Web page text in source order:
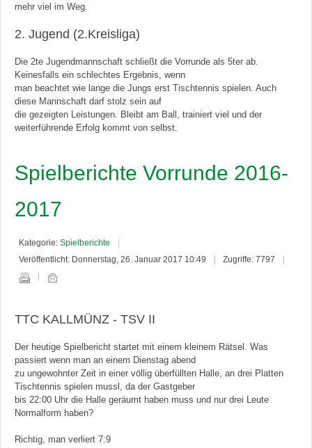
mehr viel im Weg.
2. Jugend (2.Kreisliga)
Die 2te Jugendmannschaft schließt die Vorrunde als 5ter ab.
Keinesfalls ein schlechtes Ergebnis, wenn
man beachtet wie lange die Jungs erst Tischtennis spielen. Auch
diese Mannschaft darf stolz sein auf
die gezeigten Leistungen. Bleibt am Ball, trainiert viel und der
weiterführende Erfolg kommt von selbst.
Spielberichte Vorrunde 2016-
2017
Kategorie: Spielberichte
Veröffentlicht: Donnerstag, 26. Januar 2017 10:49
Zugriffe: 7797
TTC KALLMÜNZ - TSV II
Der heutige Spielbericht startet mit einem kleinem Rätsel. Was
passiert wenn man an einem Dienstag abend
zu ungewohnter Zeit in einer völlig überfüllten Halle, an drei Platten
Tischtennis spielen mussl, da der Gastgeber
bis 22:00 Uhr die Halle geräumt haben muss und nur drei Leute
Normalform haben?
Richtig, man verliert 7:9